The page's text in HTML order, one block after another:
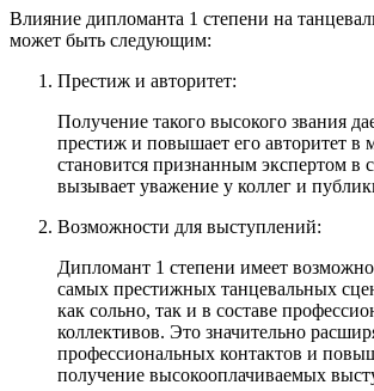
Влияние дипломанта 1 степени на
может быть следующим:
Престиж и авторитет:
Получение такого высокого звания
престиж и повышает его авторитет в
становится признанным экспертом в
вызывает уважение у коллег и
Возможности для выступлений:
Дипломант 1 степени имеет
самых престижных танцевальных
как сольно, так и в составе
коллективов. Это значительно
профессиональных контактов и
получение высокооплачиваемых